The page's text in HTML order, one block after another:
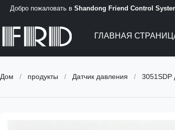
Добро пожаловать в Shandong Friend Control
ГЛАВНАЯ
Дом / продукты / Датчик давления / 3051SDP